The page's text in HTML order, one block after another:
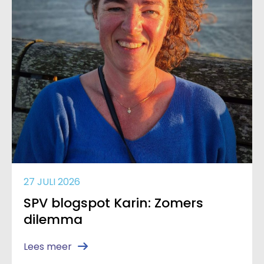
27 JULI 2026
SPV blogspot Karin: Zomers
dilemma
Lees meer